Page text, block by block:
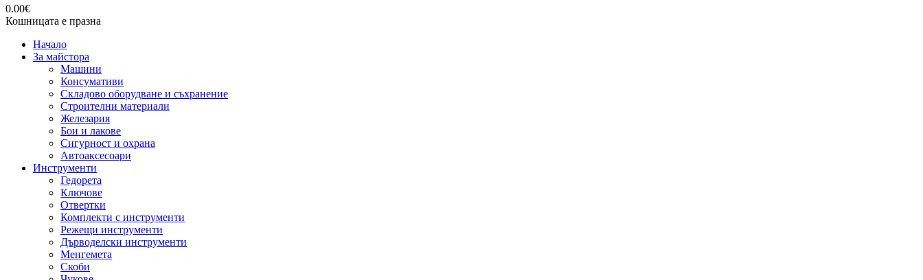
0.00€
Кошницата е празна
Начало
За майстора
Машини
Консумативи
Складово оборудване и съхранение
Строителни материали
Железария
Бои и лакове
Сигурност и охрана
Автоаксесоари
Инструменти
Гедорета
Ключове
Отвертки
Комплекти с инструменти
Режещи инструменти
Дърводелски инструменти
Менгемета
Скоби